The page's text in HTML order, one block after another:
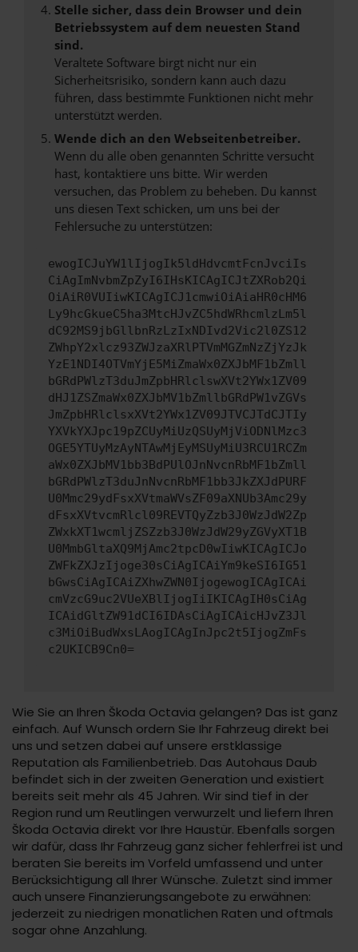
Stelle sicher, dass dein Browser und dein
Betriebssystem auf dem neuesten Stand
sind.
Veraltete Software birgt nicht nur ein
Sicherheitsrisiko, sondern kann auch dazu
führen, dass bestimmte Funktionen nicht mehr
unterstützt werden.
Wende dich an den Webseitenbetreiber.
Wenn du alle oben genannten Schritte versucht
hast, kontaktiere uns bitte. Wir werden
versuchen, das Problem zu beheben. Du kannst
uns diesen Text schicken, um uns bei der
Fehlersuche zu unterstützen:
ewogICJuYW1lIjogIk5ldHdvcmtFcnJvciIs
CiAgImNvbmZpZyI6IHsKICAgICJtZXRob2Qi
OiAiR0VUIiwKICAgICJ1cmwiOiAiaHR0cHM6
Ly9hcGkueC5ha3MtcHJvZC5hdWRhcmlzLm5l
dC92MS9jbGllbnRzLzIxNDIvd2Vic2l0ZS12
ZWhpY2xlcz93ZWJzaXRlPTVmMGZmNzZjYzJk
YzE1NDI4OTVmYjE5MiZmaWx0ZXJbMF1bZmll
bGRdPWlzT3duJmZpbHRlclswXVt2YWx1ZV09
dHJ1ZSZmaWx0ZXJbMV1bZmllbGRdPW1vZGVs
JmZpbHRlclsxXVt2YWx1ZV09JTVCJTdCJTIy
YXVkYXJpc19pZCUyMiUzQSUyMjViODNlMzc3
OGE5YTUyMzAyNTAwMjEyMSUyMiU3RCU1RCZm
aWx0ZXJbMV1bb3BdPUlOJnNvcnRbMF1bZmll
bGRdPWlzT3duJnNvcnRbMF1bb3JkZXJdPURF
U0Mmc29ydFsxXVtmaWVsZF09aXNUb3Amc29y
dFsxXVtvcmRlcl09REVTQyZzb3J0WzJdW2Zp
ZWxkXT1wcmljZSZzb3J0WzJdW29yZGVyXT1B
U0MmbGltaXQ9MjAmc2tpcD0wIiwKICAgICJo
ZWFkZXJzIjoge30sCiAgICAiYm9keSI6IG51
bGwsCiAgICAiZXhwZWN0IjogewogICAgICAi
cmVzcG9uc2VUeXBlIjogIiIKICAgIH0sCiAg
ICAidGltZW91dCI6IDAsCiAgICAicHJvZ3Jl
c3MiOiBudWxsLAogICAgInJpc2t5IjogZmFs
c2UKICB9Cn0=
Wie Sie an Ihren Škoda Octavia gelangen? Das ist ganz
einfach. Auf Wunsch ordern Sie Ihr Fahrzeug direkt bei
uns und setzen dabei auf unsere erstklassige
Reputation als Familienbetrieb. Das Autohaus Daub
befindet sich in der zweiten Generation und existiert
bereits seit mehr als 45 Jahren. Wir sind tief in der
Region rund um Reutlingen verwurzelt und liefern Ihren
Škoda Octavia direkt vor Ihre Haustür. Ebenfalls sorgen
wir dafür, dass Ihr Fahrzeug ganz sicher fehlerfrei ist und
beraten Sie bereits im Vorfeld umfassend und unter
Berücksichtigung all Ihrer Wünsche. Zuletzt sind immer
auch unsere Finanzierungsangebote zu erwähnen:
jederzeit zu niedrigen monatlichen Raten und oftmals
sogar ohne Anzahlung.